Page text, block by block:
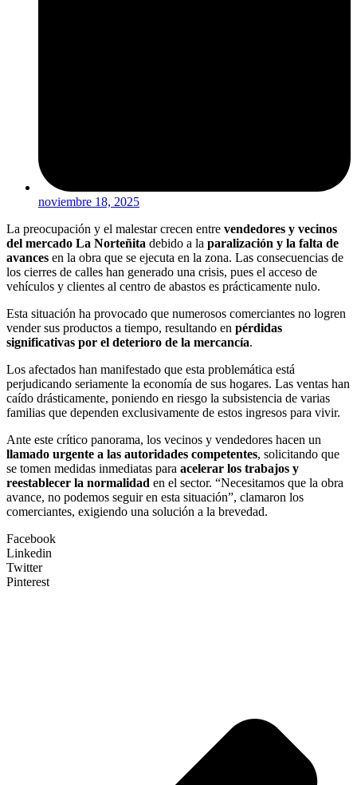
noviembre 18, 2025
La preocupación y el malestar crecen entre vendedores y vecinos
del mercado La Norteñita debido a la paralización y la falta de
avances en la obra que se ejecuta en la zona. Las consecuencias de
los cierres de calles han generado una crisis, pues el acceso de
vehículos y clientes al centro de abastos es prácticamente nulo.
Esta situación ha provocado que numerosos comerciantes no logren
vender sus productos a tiempo, resultando en pérdidas
significativas por el deterioro de la mercancía.
Los afectados han manifestado que esta problemática está
perjudicando seriamente la economía de sus hogares. Las ventas han
caído drásticamente, poniendo en riesgo la subsistencia de varias
familias que dependen exclusivamente de estos ingresos para vivir.
Ante este crítico panorama, los vecinos y vendedores hacen un
llamado urgente a las autoridades competentes, solicitando que
se tomen medidas inmediatas para acelerar los trabajos y
reestablecer la normalidad en el sector. “Necesitamos que la obra
avance, no podemos seguir en esta situación”, clamaron los
comerciantes, exigiendo una solución a la brevedad.
Facebook
Linkedin
Twitter
Pinterest